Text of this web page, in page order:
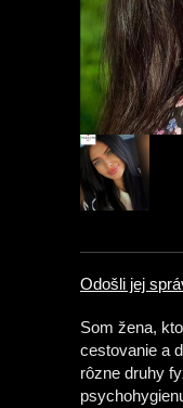
Odošli jej
Som žena,
cestovanie a
rôzne druhy